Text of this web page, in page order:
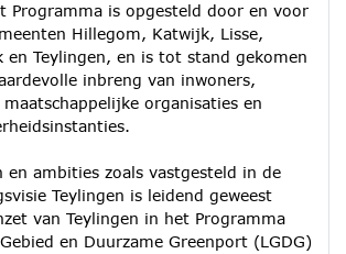
Programma is opgesteld door en voor
Hillegom, Katwijk, Lisse,
en Teylingen, en is tot stand gekomen
inbreng van inwoners,
organisaties en
en ambities zoals vastgesteld in de
Teylingen is leidend geweest
van Teylingen in het Programma
en Duurzame Greenport (LGDG)